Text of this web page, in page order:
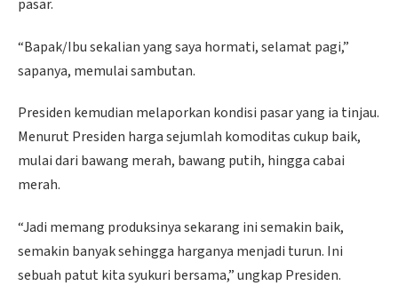
pasar.
“Bapak/Ibu sekalian yang saya hormati, selamat pagi,”
sapanya, memulai sambutan.
Presiden kemudian melaporkan kondisi pasar yang ia tinjau.
Menurut Presiden harga sejumlah komoditas cukup baik,
mulai dari bawang merah, bawang putih, hingga cabai
merah.
“Jadi memang produksinya sekarang ini semakin baik,
semakin banyak sehingga harganya menjadi turun. Ini
sebuah patut kita syukuri bersama,” ungkap Presiden.